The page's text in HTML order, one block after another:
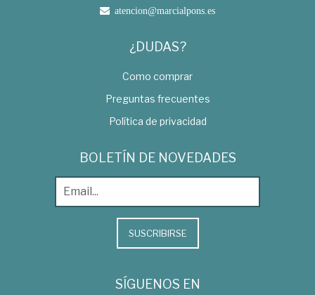
atencion@marcialpons.es
¿DUDAS?
Como comprar
Preguntas frecuentes
Política de privacidad
BOLETÍN DE NOVEDADES
SUSCRIBIRSE
SÍGUENOS EN